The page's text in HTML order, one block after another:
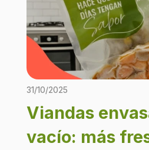
31/10/2025
Viandas
vacío: más